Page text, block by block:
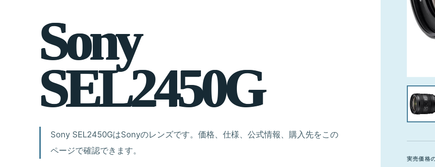
Sony
SEL2450G
Sony SEL2450GはSonyのレンズです。価格、仕様、公式情報、購入先をこの
ページで確認できます。
実売価格